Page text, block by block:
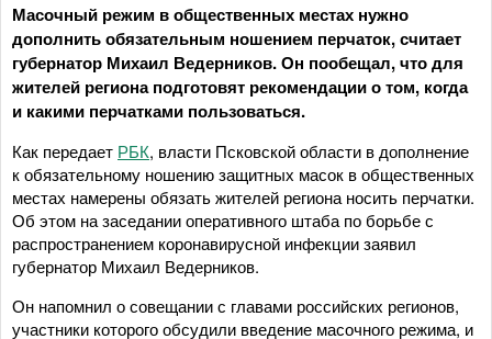
Масочный режим в общественных местах нужно
дополнить обязательным ношением перчаток, считает
губернатор Михаил Ведерников. Он пообещал, что для
жителей региона подготовят рекомендации о том, когда
и какими перчатками пользоваться.
Как передает РБК, власти Псковской области в дополнение
к обязательному ношению защитных масок в общественных
местах намерены обязать жителей региона носить перчатки.
Об этом на заседании оперативного штаба по борьбе с
распространением коронавирусной инфекции заявил
губернатор Михаил Ведерников.
Он напомнил о совещании с главами российских регионов,
участники которого обсудили введение масочного режима, и